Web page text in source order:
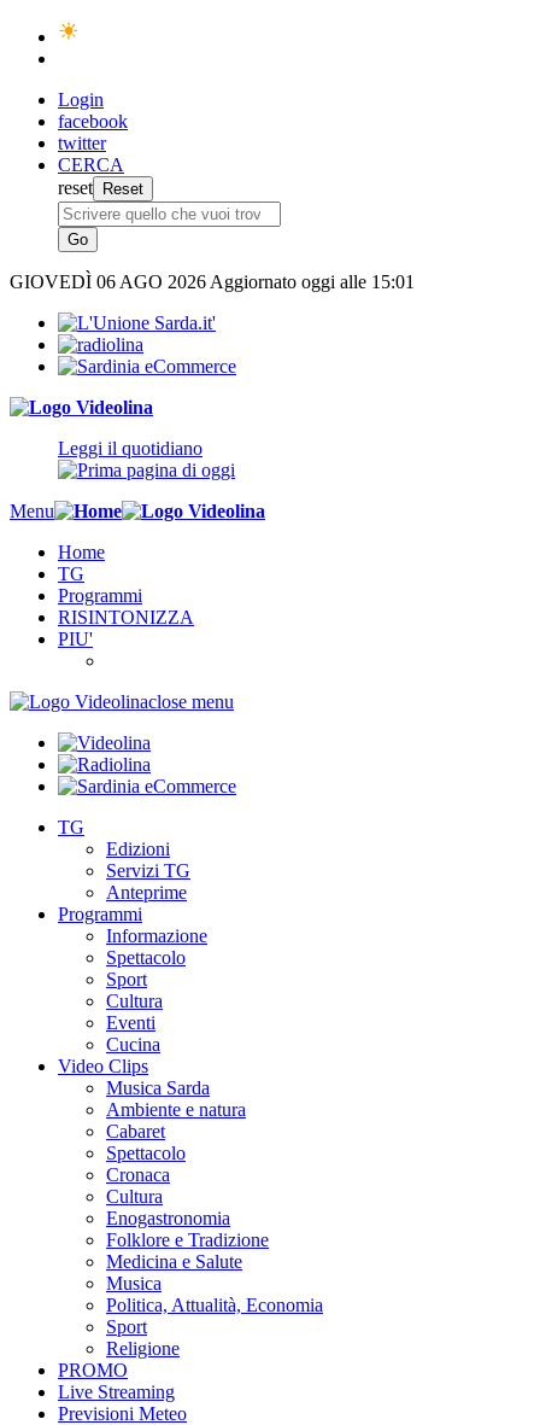
Login
facebook
twitter
CERCA
reset
GIOVEDÌ 06 AGO 2026 Aggiornato oggi alle 15:01
Leggi il quotidiano
Menu
Home
TG
Programmi
RISINTONIZZA
PIU'
close menu
TG
Edizioni
Servizi TG
Anteprime
Programmi
Informazione
Spettacolo
Sport
Cultura
Eventi
Cucina
Video Clips
Musica Sarda
Ambiente e natura
Cabaret
Spettacolo
Cronaca
Cultura
Enogastronomia
Folklore e Tradizione
Medicina e Salute
Musica
Politica, Attualità, Economia
Sport
Religione
PROMO
Live Streaming
Previsioni Meteo